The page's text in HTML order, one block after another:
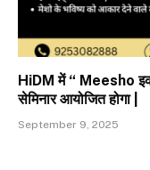
HiDM में “ Meesho
सेमिनार आयोजित होगा |
September 9, 2025